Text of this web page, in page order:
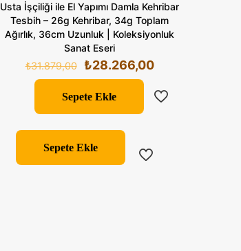
Usta İşçiliği ile El Yapımı Damla Kehribar
Tesbih – 26g Kehribar, 34g Toplam
Ağırlık, 36cm Uzunluk | Koleksiyonluk
Sanat Eseri
₺31.879,00
Orijinal
fiyat:
₺31.879,00.
₺28.266,00Şu
fiyat:
Sepete Ekle
Sepete Ekle